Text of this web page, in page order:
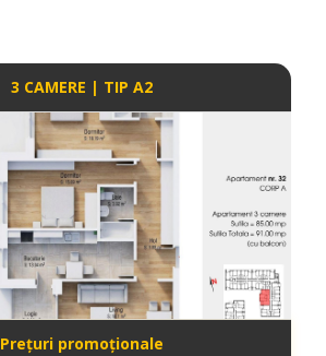
3 CAMERE | TIP A2
Prețuri promoționale